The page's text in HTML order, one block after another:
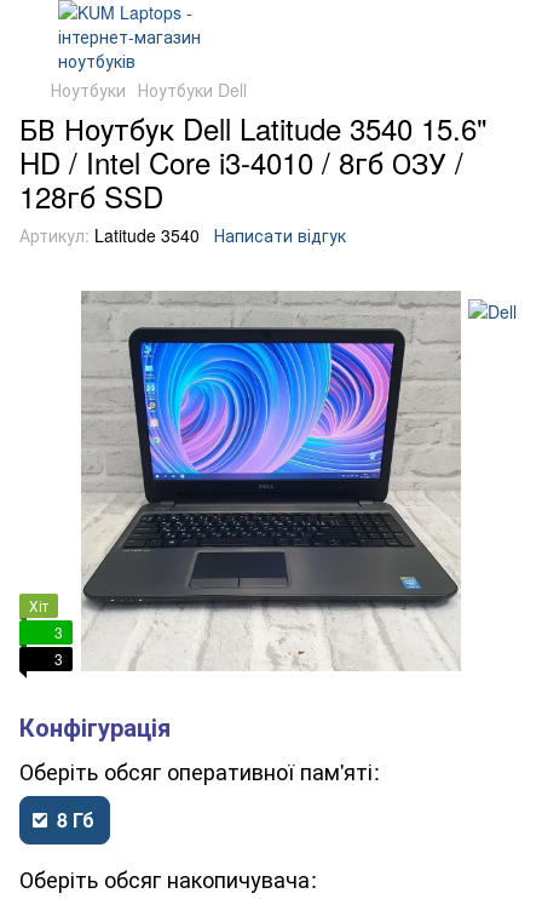
Ноутбуки Ноутбуки Dell
БВ Ноутбук Dell Latitude 3540 15.6"
HD / Intel Core i3-4010 / 8гб ОЗУ /
128гб SSD
Артикул: Latitude 3540 Написати відгук
Хіт
3
3
обсяг оперативної пам'яті
8 Гб
обсяг накопичувача